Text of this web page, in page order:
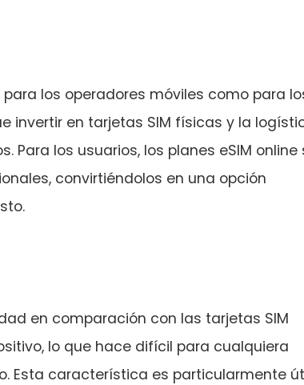
los operadores móviles como para
invertir en tarjetas SIM físicas y la
los usuarios, los planes eSIM online
convirtiéndolos en una opción
en comparación con las tarjetas SIM
lo que hace difícil para cualquiera
Esta característica es particularmente